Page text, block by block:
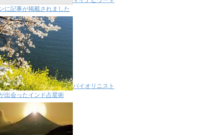
に記事が掲載されました
バイオリニスト
出会ったインド占星術